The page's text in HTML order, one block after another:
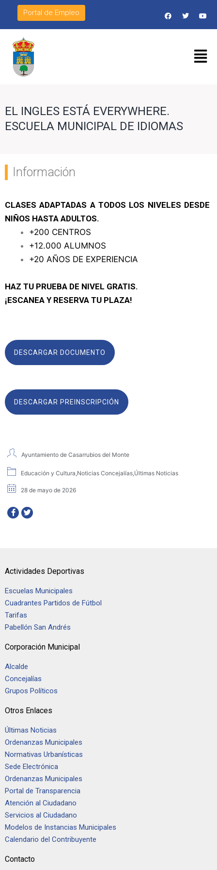
Portal de Empleo
EL INGLES ESTÁ EVERYWHERE.
ESCUELA MUNICIPAL DE IDIOMAS
Información
CLASES ADAPTADAS A TODOS LOS NIVELES DESDE
NIÑOS HASTA ADULTOS.
+200 CENTROS
+12.000 ALUMNOS
+20 AÑOS DE EXPERIENCIA
HAZ TU PRUEBA DE NIVEL GRATIS.
¡ESCANEA Y RESERVA TU PLAZA!
DESCARGAR DOCUMENTO
DESCARGAR PREINSCRIPCIÓN
Ayuntamiento de Casarrubios del Monte
Educación y Cultura,Noticias Concejalías,Últimas Noticias
28 de mayo de 2026
Actividades Deportivas
Escuelas Municipales
Cuadrantes Partidos de Fútbol
Tarifas
Pabellón San Andrés
Corporación Municipal
Alcalde
Concejalías
Grupos Políticos
Otros Enlaces
Últimas Noticias
Ordenanzas Municipales
Normativas Urbanísticas
Sede Electrónica
Ordenanzas Municipales
Portal de Transparencia
Atención al Ciudadano
Servicios al Ciudadano
Modelos de Instancias Municipales
Calendario del Contribuyente
Contacto